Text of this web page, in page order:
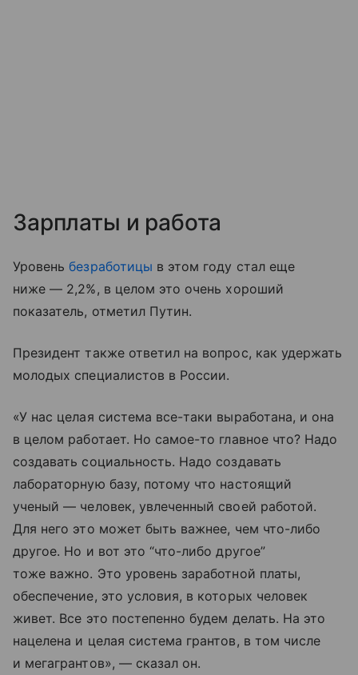
Зарплаты и работа
Уровеньбезработицы в этом году стал еще
ниже — 2,2%, в целом это очень хороший
показатель, отметил Путин.
Президент также ответил на вопрос, как удержать
молодых специалистов в России.
«У нас целая система все-таки выработана, и она
в целом работает. Но самое-то главное что? Надо
создавать социальность. Надо создавать
лабораторную базу, потому что настоящий
ученый — человек, увлеченный своей работой.
Для него это может быть важнее, чем что-либо
другое. Но и вот это “что-либо другое”
тоже важно. Это уровень заработной платы,
обеспечение, это условия, в которых человек
живет. Все это постепенно будем делать. На это
нацелена и целая система грантов, в том числе
и мегагрантов», — сказал он.